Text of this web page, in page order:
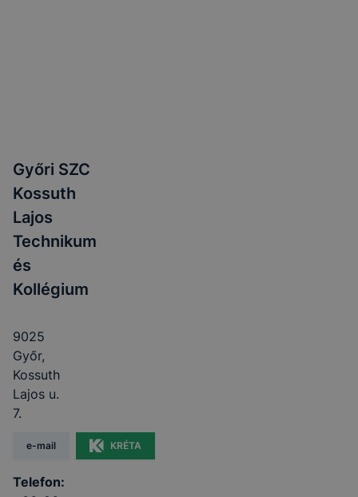
Győri SZC
Kossuth
Lajos
Technikum
és
Kollégium
9025
Győr,
Kossuth
Lajos u.
7.
e-mail KRÉTA
Telefon: